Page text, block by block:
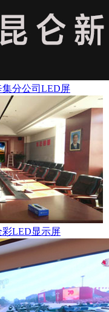
分公司LED屏
LED显示屏